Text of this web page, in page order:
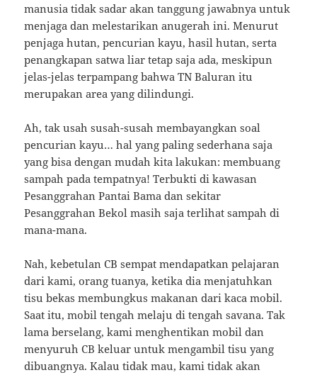
manusia tidak sadar akan tanggung jawabnya untuk
menjaga dan melestarikan anugerah ini. Menurut
penjaga hutan, pencurian kayu, hasil hutan, serta
penangkapan satwa liar tetap saja ada, meskipun
jelas-jelas terpampang bahwa TN Baluran itu
merupakan area yang dilindungi.
Ah, tak usah susah-susah membayangkan soal
pencurian kayu… hal yang paling sederhana saja
yang bisa dengan mudah kita lakukan: membuang
sampah pada tempatnya! Terbukti di kawasan
Pesanggrahan Pantai Bama dan sekitar
Pesanggrahan Bekol masih saja terlihat sampah di
mana-mana.
Nah, kebetulan CB sempat mendapatkan pelajaran
dari kami, orang tuanya, ketika dia menjatuhkan
tisu bekas membungkus makanan dari kaca mobil.
Saat itu, mobil tengah melaju di tengah savana. Tak
lama berselang, kami menghentikan mobil dan
menyuruh CB keluar untuk mengambil tisu yang
dibuangnya. Kalau tidak mau, kami tidak akan